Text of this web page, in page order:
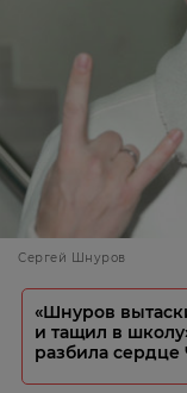
Сергей Шнуров
«Шнуров
и тащил в
разбила сердце